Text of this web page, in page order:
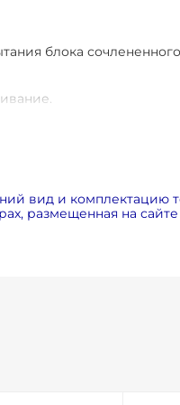
блока
площади.
вид и комплектацию
размещенная на